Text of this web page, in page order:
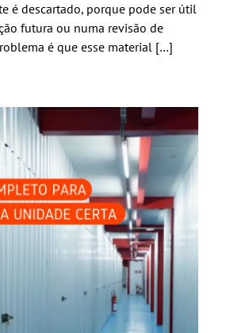
é descartado, porque pode ser útil
futura ou numa revisão de
é que esse material […]